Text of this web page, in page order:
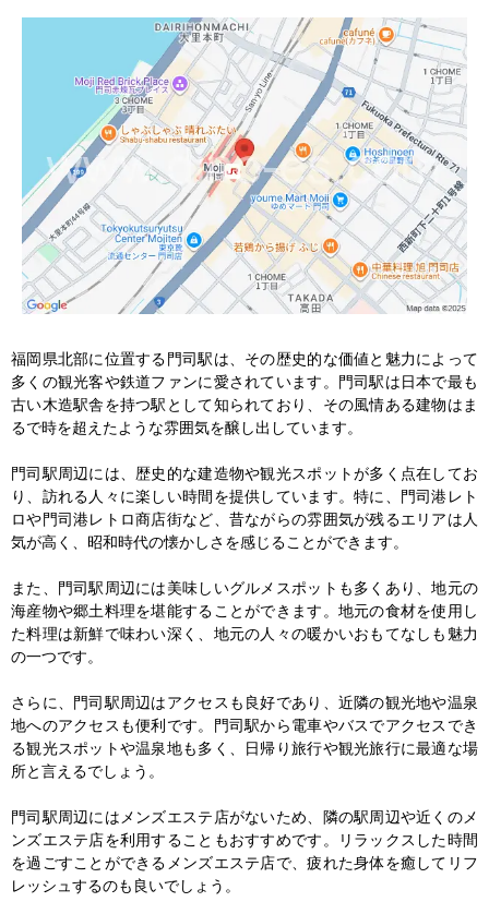
福岡県北部に位置する門司駅は、その歴史的な価値と魅力によって
多くの観光客や鉄道ファンに愛されています。門司駅は日本で最も
古い木造駅舎を持つ駅として知られており、その風情ある建物はま
るで時を超えたような雰囲気を醸し出しています。
門司駅周辺には、歴史的な建造物や観光スポットが多く点在してお
り、訪れる人々に楽しい時間を提供しています。特に、門司港レト
ロや門司港レトロ商店街など、昔ながらの雰囲気が残るエリアは人
気が高く、昭和時代の懐かしさを感じることができます。
また、門司駅周辺には美味しいグルメスポットも多くあり、地元の
海産物や郷土料理を堪能することができます。地元の食材を使用し
た料理は新鮮で味わい深く、地元の人々の暖かいおもてなしも魅力
の一つです。
さらに、門司駅周辺はアクセスも良好であり、近隣の観光地や温泉
地へのアクセスも便利です。門司駅から電車やバスでアクセスでき
る観光スポットや温泉地も多く、日帰り旅行や観光旅行に最適な場
所と言えるでしょう。
門司駅周辺にはメンズエステ店がないため、隣の駅周辺や近くのメ
ンズエステ店を利用することもおすすめです。リラックスした時間
を過ごすことができるメンズエステ店で、疲れた身体を癒してリフ
レッシュするのも良いでしょう。